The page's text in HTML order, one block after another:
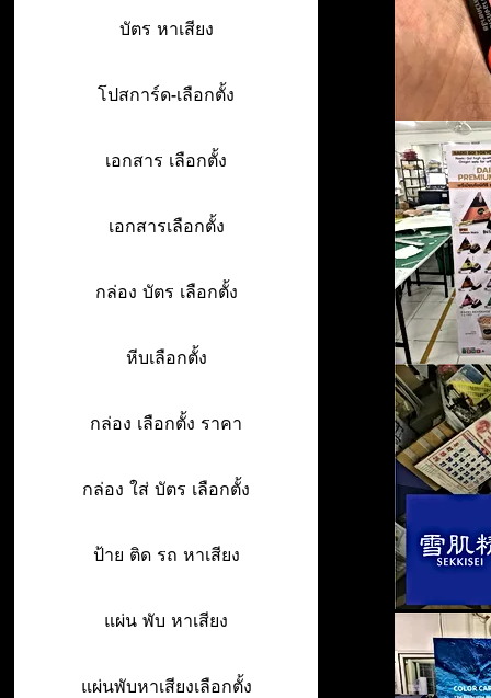
บัตร หาเสียง
โปสการ์ด-เลือกตั้ง
เอกสาร เลือกตั้ง
เอกสารเลือกตั้ง
กล่อง บัตร เลือกตั้ง
หีบเลือกตั้ง
กล่อง เลือกตั้ง ราคา
กล่อง ใส่ บัตร เลือกตั้ง
ป้าย ติด รถ หาเสียง
แผ่น พับ หาเสียง
แผ่นพับหาเสียงเลือกตั้ง